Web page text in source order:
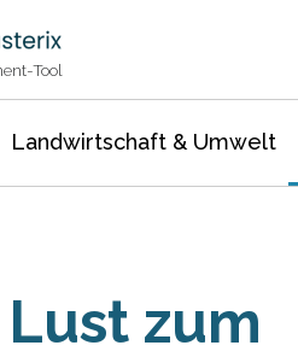
Tool
Landwirtschaft & Umwelt
zum